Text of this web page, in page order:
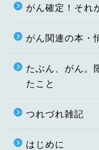
がん確定！それ
がん関連の本・
たぶん、がん。
たこと
つれづれ雑記
はじめに